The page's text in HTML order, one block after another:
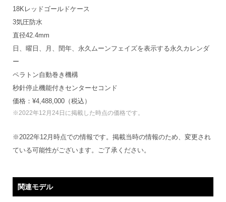
18Kレッドゴールドケース
3気圧防水
直径42.4mm
日、曜日、月、閏年、永久ムーンフェイズを表示する永久カレンダ
ー
ペラトン自動巻き機構
秒針停止機能付きセンターセコンド
価格：¥4,488,000（税込）
※2022年12月24日に掲載した時点の価格です。
※2022年12月時点での情報です。掲載当時の情報のため、変更され
ている可能性がございます。ご了承ください。
関連モデル